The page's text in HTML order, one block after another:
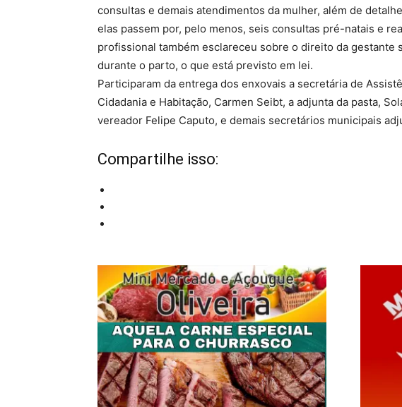
consultas e demais atendimentos da mulher, além de
elas passem por, pelo menos, seis consultas pré-natais e
profissional também esclareceu sobre o direito da gestante
durante o parto, o que está previsto em lei.
Participaram da entrega dos enxovais a secretária de
Cidadania e Habitação, Carmen Seibt, a adjunta da pasta,
vereador Felipe Caputo, e demais secretários municipais
Compartilhe isso: